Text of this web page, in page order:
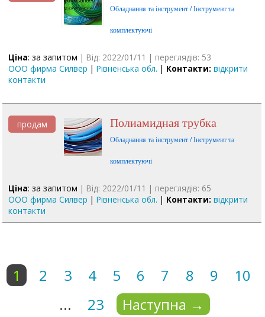
Обладнання та інструмент / Інструмент та
комплектуючі
Ціна: за запитом | Від: 2022/01/11 | переглядів: 53
ООО фирма Силвер |Рівненська обл. | Контакти: відкрити
контакти
продам Полиамидная трубка
Обладнання та інструмент / Інструмент та
комплектуючі
Ціна: за запитом | Від: 2022/01/11 | переглядів: 65
ООО фирма Силвер |Рівненська обл. | Контакти: відкрити
контакти
1 2 3 4 5 6 7 8 9
10
...
23 Наступна →